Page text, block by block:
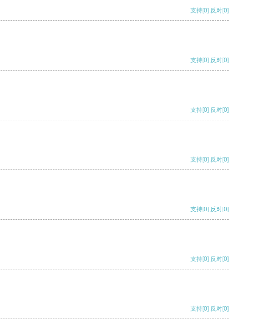
支持[0] 反对[0]
支持[0] 反对[0]
支持[0] 反对[0]
支持[0] 反对[0]
支持[0] 反对[0]
支持[0] 反对[0]
支持[0] 反对[0]